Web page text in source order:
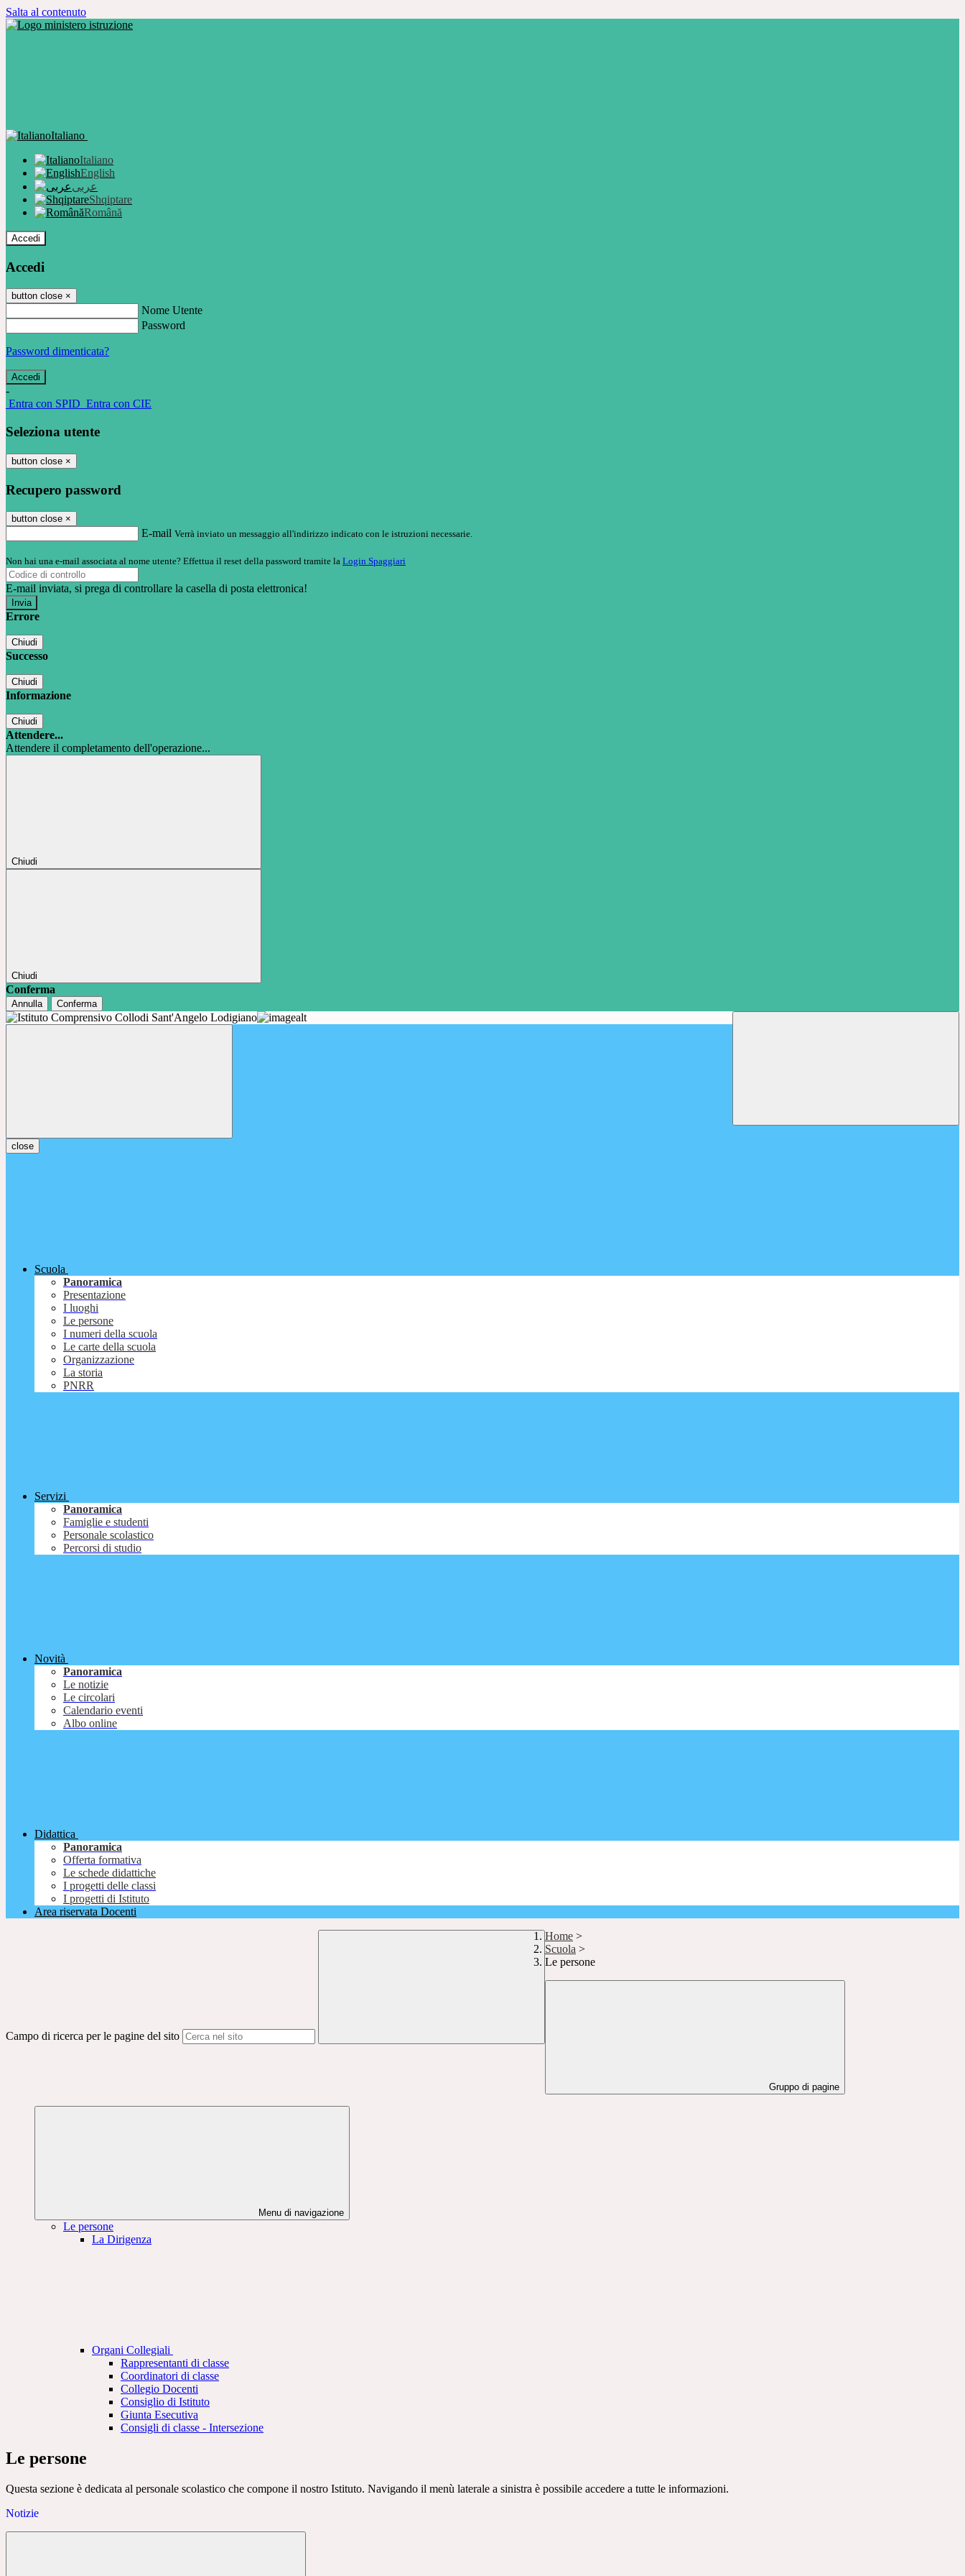
Salta al contenuto
Italiano
Italiano
English
عربى
Shqiptare
Română
Accedi
Accedi
button close ×
Nome Utente
Password
Password dimenticata?
-
Entra con SPID Entra con CIE
Seleziona utente
button close ×
Recupero password
button close ×
E-mail Verrà inviato un messaggio all'indirizzo indicato con le istruzioni necessarie.
Non hai una e-mail associata al nome utente? Effettua il reset della password tramite la Login Spaggiari
E-mail inviata, si prega di controllare la casella di posta elettronica!
Errore
Chiudi
Successo
Chiudi
Informazione
Chiudi
Attendere...
Attendere il completamento dell'operazione...
Chiudi
Chiudi
Conferma
Annulla Conferma
close
Scuola
Panoramica
Presentazione
I luoghi
Le persone
I numeri della scuola
Le carte della scuola
Organizzazione
La storia
PNRR
Servizi
Panoramica
Famiglie e studenti
Personale scolastico
Percorsi di studio
Novità
Panoramica
Le notizie
Le circolari
Calendario eventi
Albo online
Didattica
Panoramica
Offerta formativa
Le schede didattiche
I progetti delle classi
I progetti di Istituto
Area riservata Docenti
Campo di ricerca per le pagine del sito
Home >
Scuola >
Le persone
Gruppo di pagine
Menu di navigazione
Le persone
La Dirigenza
Organi Collegiali
Rappresentanti di classe
Coordinatori di classe
Collegio Docenti
Consiglio di Istituto
Giunta Esecutiva
Consigli di classe - Intersezione
Le persone
Questa sezione è dedicata al personale scolastico che compone il nostro Istituto. Navigando il menù laterale a sinistra è possibile accedere a tutte le informazioni.
Notizie